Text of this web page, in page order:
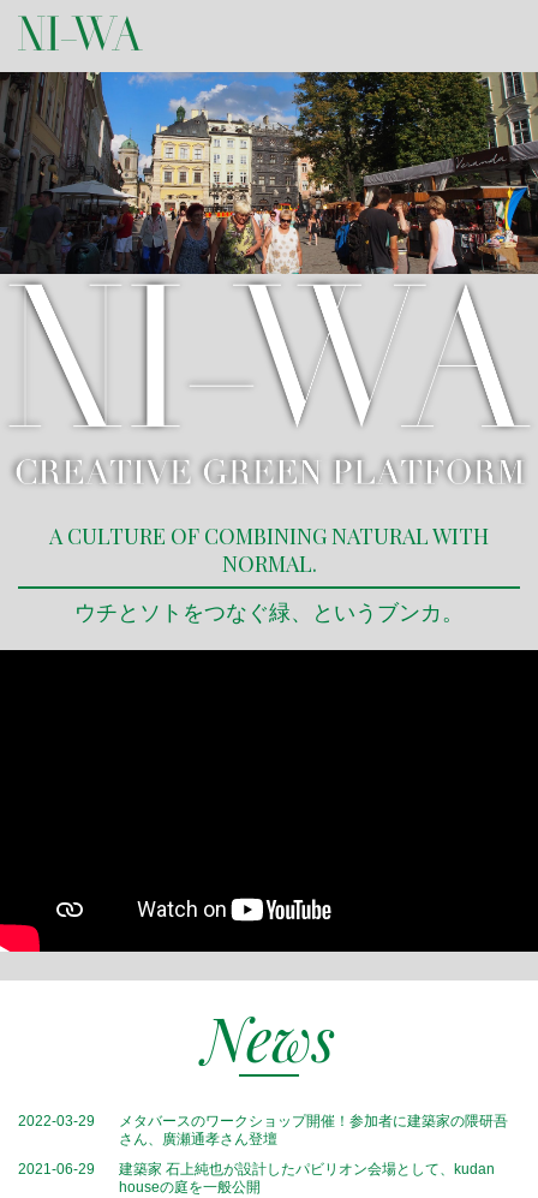
A CULTURE OF COMBINING NATURAL WITH
NORMAL.
ウチとソトをつなぐ緑、というブンカ。
News
2022-03-29
メタバースのワークショップ開催！参加者に建築家の隈研吾
さん、廣瀬通孝さん登壇
2021-06-29
建築家 石上純也が設計したパビリオン会場として、kudan
houseの庭を一般公開